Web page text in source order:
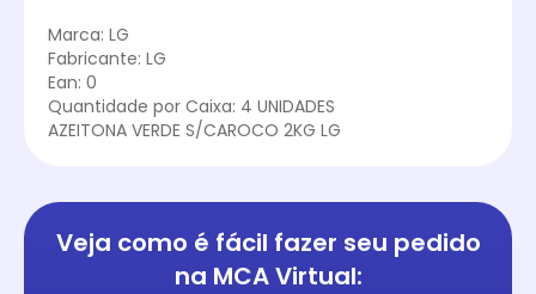
Marca: LG
Fabricante: LG
Ean: 0
Quantidade por Caixa: 4 UNIDADES
AZEITONA VERDE S/CAROCO 2KG LG
Veja como é fácil fazer seu pedido
na MCA Virtual: